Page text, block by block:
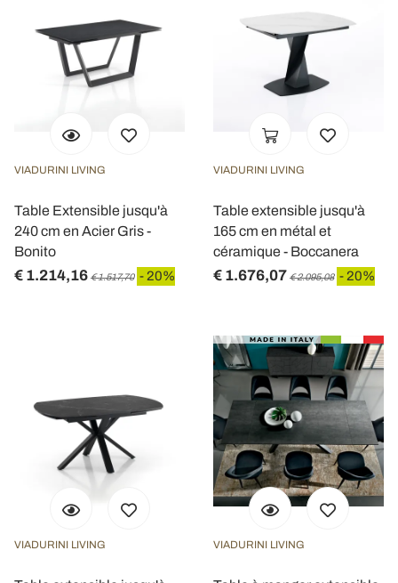
VIADURINI LIVING
Table Extensible jusqu'à
240 cm en Acier Gris -
Bonito
€ 1.214,16 € 1.517,70 - 20%
VIADURINI LIVING
Table extensible jusqu'à
165 cm en métal et
céramique - Boccanera
€ 1.676,07 € 2.095,08 - 20%
VIADURINI LIVING VIADURINI LIVING